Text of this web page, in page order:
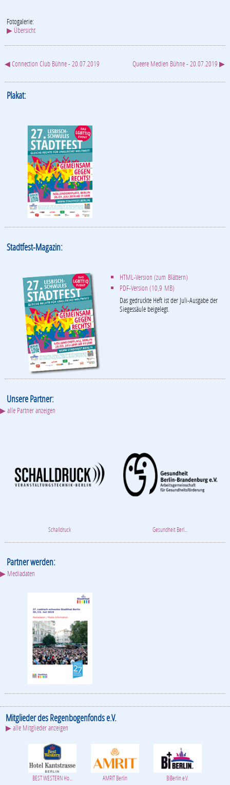
Fotogalerie:
▶ Übersicht
◀ Connection Club Bühne - 20.07.2019 Queere Medien Bühne - 20.07.2019 ▶
Plakat:
Stadtfest-Magazin:
HTML-Version (zum Blättern)
PDF-Version (10,9 MB)
Das gedruckte Heft ist der Juli-Ausgabe der
Siegessäule beigelegt.
Unsere Partner:
▶ alle Partner anzeigen
Schalldruck Gesundheit Berl...
Partner werden:
▶ Mediadaten
Mitglieder des Regenbogenfonds e.V.
▶ alle Mitglieder anzeigen
BEST WESTERN Ho... AMRIT Berlin BiBerlin e.V.